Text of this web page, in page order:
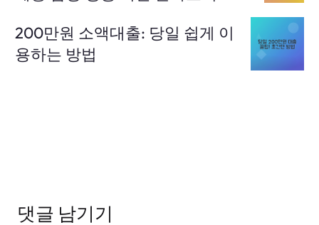
200만원 소액대출: 당일 쉽게 이
용하는 방법
댓글 남기기